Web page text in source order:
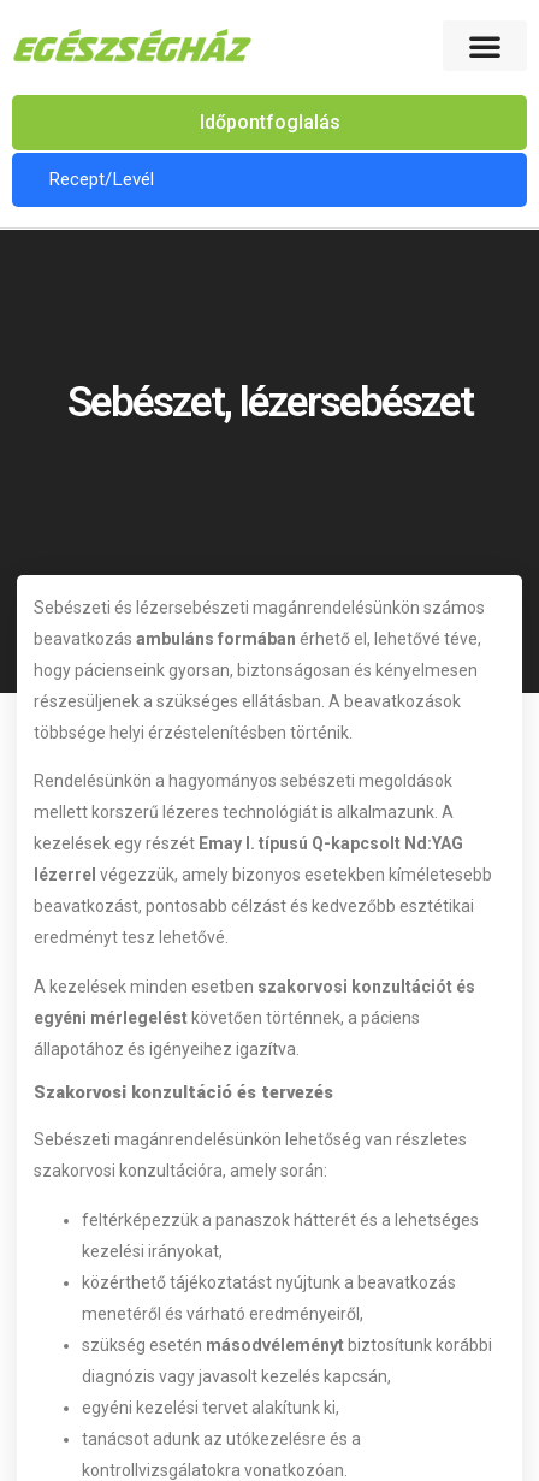
Időpontfoglalás
Recept/Levél
Sebészet, lézersebészet
Sebészeti és lézersebészeti magánrendelésünkön számos
beavatkozás ambuláns formában érhető el, lehetővé téve,
hogy pácienseink gyorsan, biztonságosan és kényelmesen
részesüljenek a szükséges ellátásban. A beavatkozások
többsége helyi érzéstelenítésben történik.
Rendelésünkön a hagyományos sebészeti megoldások
mellett korszerű lézeres technológiát is alkalmazunk. A
kezelések egy részét Emay I. típusú Q-kapcsolt Nd:YAG
lézerrel végezzük, amely bizonyos esetekben kíméletesebb
beavatkozást, pontosabb célzást és kedvezőbb esztétikai
eredményt tesz lehetővé.
A kezelések minden esetben szakorvosi konzultációt és
egyéni mérlegelést követően történnek, a páciens
állapotához és igényeihez igazítva.
Szakorvosi konzultáció és tervezés
Sebészeti magánrendelésünkön lehetőség van részletes
szakorvosi konzultációra, amely során:
feltérképezzük a panaszok hátterét és a lehetséges
kezelési irányokat,
közérthető tájékoztatást nyújtunk a beavatkozás
menetéről és várható eredményeiről,
szükség esetén másodvéleménytbiztosítunk korábbi
diagnózis vagy javasolt kezelés kapcsán,
egyéni kezelési tervet alakítunk ki,
tanácsot adunk az utókezelésre és a
kontrollvizsgálatokra vonatkozóan.